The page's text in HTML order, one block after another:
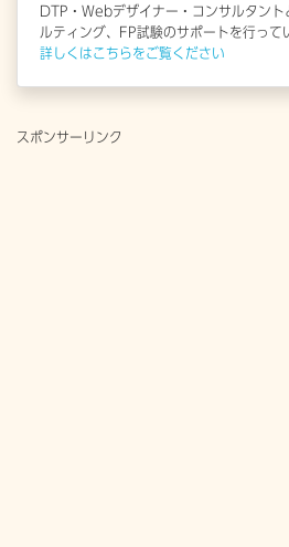
DTP・Webデザイナー・コンサルタン
ルティング、FP試験のサポートを行って
詳しくはこちらをご覧ください
スポンサーリンク